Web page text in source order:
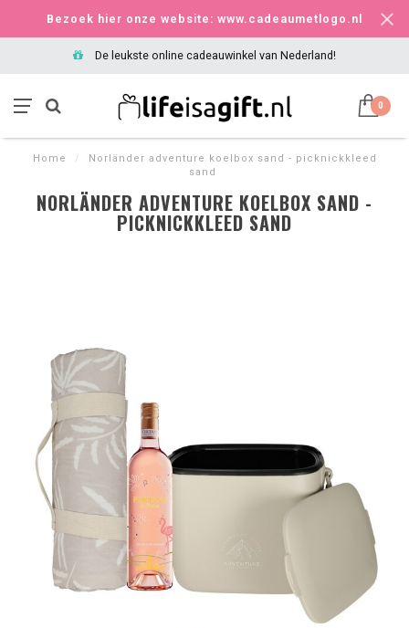
Bezoek hier onze website: www.cadeaumetlogo.nl
De leukste online cadeauwinkel van Nederland!
0
Home /
Norländer adventure koelbox sand - picknickkleed
sand
NORLÄNDER ADVENTURE KOELBOX SAND -
PICKNICKKLEED SAND